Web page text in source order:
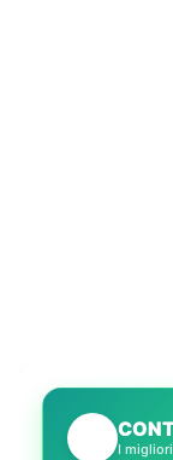
I